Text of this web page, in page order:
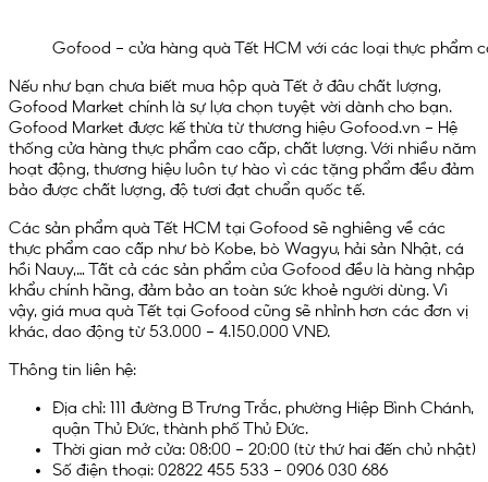
Gofood – cửa hàng quà Tết HCM với các loại thực phẩm
Nếu như bạn chưa biết mua hộp quà Tết ở đâu chất lượng,
Gofood Market chính là sự lựa chọn tuyệt vời dành cho bạn.
Gofood Market được kế thừa từ thương hiệu Gofood.vn – Hệ
thống cửa hàng thực phẩm cao cấp, chất lượng. Với nhiều năm
hoạt động, thương hiệu luôn tự hào vì các tặng phẩm đều đảm
bảo được chất lượng, độ tươi đạt chuẩn quốc tế.
Các sản phẩm quà Tết HCM tại Gofood sẽ nghiêng về các
thực phẩm cao cấp như bò Kobe, bò Wagyu, hải sản Nhật, cá
hồi Nauy,… Tất cả các sản phẩm của Gofood đều là hàng nhập
khẩu chính hãng, đảm bảo an toàn sức khoẻ người dùng. Vì
vậy, giá mua quà Tết tại Gofood cũng sẽ nhỉnh hơn các đơn vị
khác, dao động từ 53.000 – 4.150.000 VNĐ.
Thông tin liên hệ:
Địa chỉ: 111 đường B Trưng Trắc, phường Hiệp Bình Chánh,
quận Thủ Đức, thành phố Thủ Đức.
Thời gian mở cửa: 08:00 – 20:00 (từ thứ hai đến chủ nhật)
Số điện thoại: 02822 455 533 – 0906 030 686